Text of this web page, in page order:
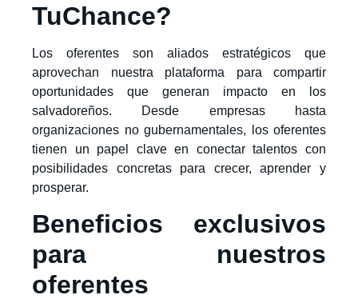
TuChance?
Los oferentes son aliados estratégicos que
aprovechan nuestra plataforma para compartir
oportunidades que generan impacto en los
salvadoreños. Desde empresas hasta
organizaciones no gubernamentales, los oferentes
tienen un papel clave en conectar talentos con
posibilidades concretas para crecer, aprender y
prosperar.
Beneficios exclusivos
para nuestros
oferentes